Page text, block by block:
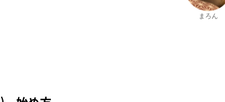
まろん